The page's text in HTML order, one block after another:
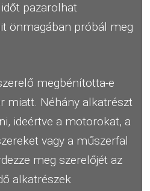
pazarolhat
önmagában próbál meg
megbénította-e
miatt. Néhány alkatrészt
ideértve a motorokat, a
vagy a műszerfal
meg szerelőjét az
alkatrészek